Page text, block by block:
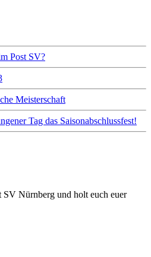
Post SV?
Meisterschaft
Tag das Saisonabschlussfest!
SV Nürnberg und holt euch euer